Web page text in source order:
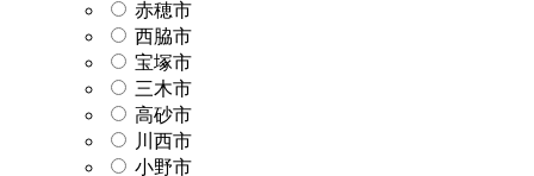
赤穂市
西脇市
宝塚市
三木市
高砂市
川西市
小野市